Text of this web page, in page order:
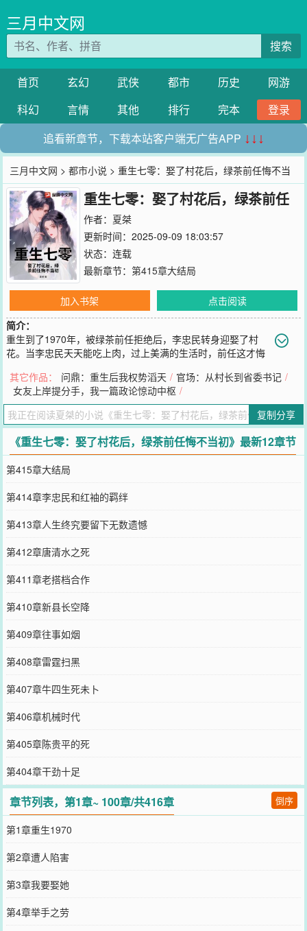
三月中文网
搜索
首页 玄幻 武侠 都市 历史
网游
科幻
言情 其他 排行 完本
登录
追看新章节，下载本站客户端无广告APP ↓↓↓
三月中文网 >都市小说 > 重生七零：娶了村花后，绿茶前任悔不当
初
重生七零：娶了村花后，绿茶前任
悔不当初
作者： 夏桀
更新时间：2025-09-09 18:03:57
状态：连载
最新章节： 第415章大结局
加入书架
点击阅读
简介：
重生到了1970年，被绿茶前任拒绝后，李忠民转身迎娶了村
花。当李忠民天天能吃上肉，过上美满的生活时，前任这才悔
您要是觉得《重生七零：娶了村花后，绿茶前任悔不当初》还不错的
话请不要忘记向您QQ群和微博微信里的朋友推荐哦！
其它作品： 问鼎：重生后我权势滔天 / 官场：从村长到省委书记 /
女友上岸提分手，我一篇政论惊动中枢 /
复制分享
《重生七零：娶了村花后，绿茶前任悔不当初》最新12章节
第415章大结局
第414章李忠民和红袖的羁绊
第413章人生终究要留下无数遗憾
第412章唐清水之死
第411章老搭档合作
第410章新县长空降
第409章往事如烟
第408章雷霆扫黑
第407章牛四生死未卜
第406章机械时代
第405章陈贵平的死
第404章干劲十足
章节列表，第1章~ 100章/共416章 倒序
第1章重生1970
第2章遭人陷害
第3章我要娶她
第4章举手之劳